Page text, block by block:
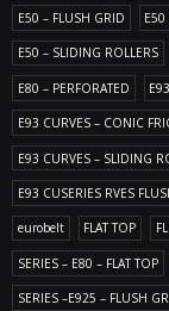
E50 – FLUSH GRID E50
E50 – SLIDING ROLLERS
E80 – PERFORATED E93
E93 CURVES – CONIC
E93 CURVES – SLIDING
E93 CUSERIES RVES
eurobelt FLAT TOP
SERIES – E80 – FLAT TOP
SERIES –E925 – FLUSH